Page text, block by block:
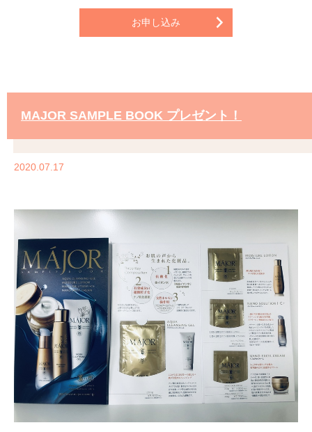
お申し込み
MAJOR SAMPLE BOOK プレゼント！
2020.07.17